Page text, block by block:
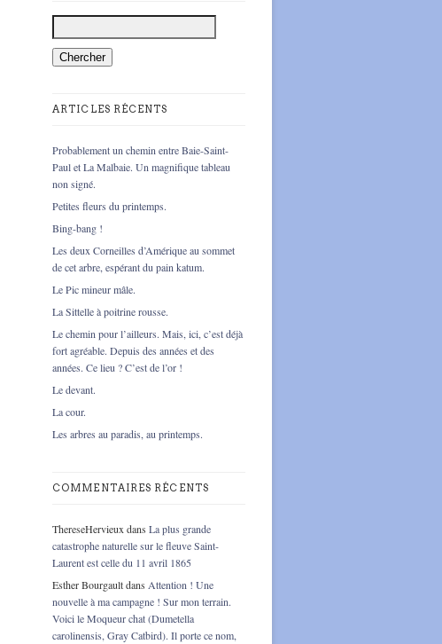
ARTICLES RÉCENTS
Probablement un chemin entre Baie-Saint-
Paul et La Malbaie. Un magnifique tableau
non signé.
Petites fleurs du printemps.
Bing-bang !
Les deux Corneilles d’Amérique au sommet
de cet arbre, espérant du pain katum.
Le Pic mineur mâle.
La Sittelle à poitrine rousse.
Le chemin pour l’ailleurs. Mais, ici, c’est déjà
fort agréable. Depuis des années et des
années. Ce lieu ? C’est de l’or !
Le devant.
La cour.
Les arbres au paradis, au printemps.
COMMENTAIRES RÉCENTS
ThereseHervieux dans La plus grande
catastrophe naturelle sur le fleuve Saint-
Laurent est celle du 11 avril 1865
Esther Bourgaultdans Attention ! Une
nouvelle à ma campagne ! Sur mon terrain.
Voici le Moqueur chat (Dumetella
carolinensis, Gray Catbird). Il porte ce nom,